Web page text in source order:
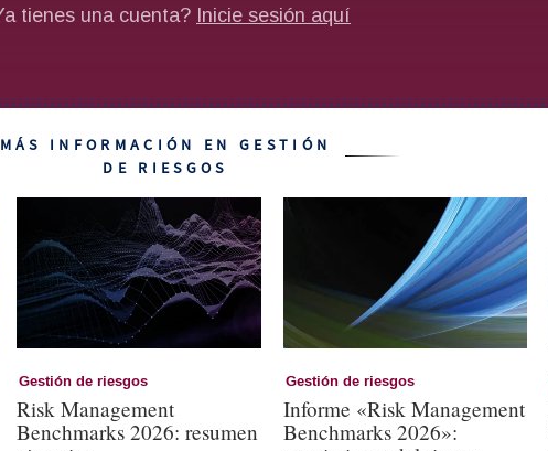
MÁS INFORMACIÓN EN GESTIÓN
DE RIESGOS
Gestión de riesgos
Risk Management
Benchmarks 2026: resumen
Gestión de riesgos
Informe «Risk Management
Benchmarks 2026»: